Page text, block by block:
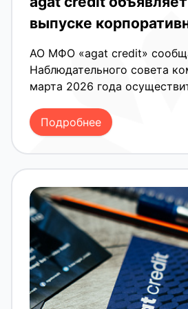
выпуске
облигаций на 100
АО МФО «agat credit»
Наблюдательного совета
марта 2026 года
100 млрд сумов.
Новый выпуск направлен на
развитие деятельности
расширение программ
укрепление позиций agat
финансовом рынке
Ключевые параметры
• Объем выпуска — 100 000
• Количество облигаций —
• Номинальная стоимость
Подробнее